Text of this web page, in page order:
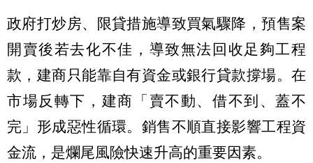
政府打炒房、限貸措施導致買氣驟降，預售案
開賣後若去化不佳，導致無法回收足夠工程
款，建商只能靠自有資金或銀行貸款撐場。在
市場反轉下，建商「賣不動、借不到、蓋不
完」形成惡性循環。銷售不順直接影響工程資
金流，是爛尾風險快速升高的重要因素。